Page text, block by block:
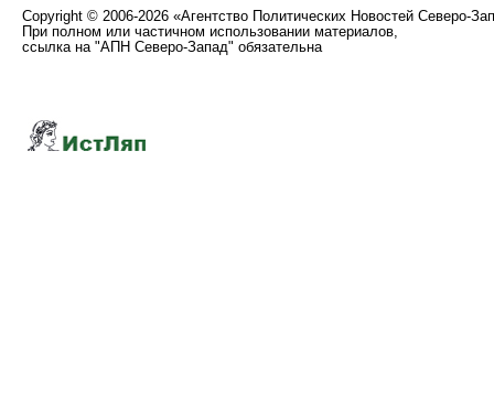
Copyright © 2006-2026 «Агентство Политических Новостей Северо-
При полном или частичном использовании материалов,
ссылка на "АПН Северо-Запад" обязательна